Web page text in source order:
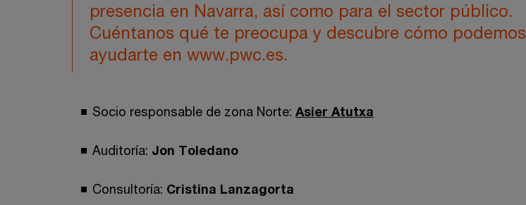
presencia en Navarra, así como para el sector público.
Cuéntanos qué te preocupa y descubre cómo podemos
ayudarte en www.pwc.es.
Socio responsable de zona Norte: Asier Atutxa
Auditoría: Jon Toledano
Consultoría: Cristina Lanzagorta